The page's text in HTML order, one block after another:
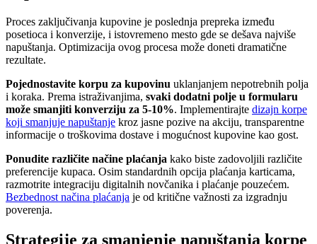
Proces zaključivanja kupovine je poslednja prepreka između
posetioca i konverzije, i istovremeno mesto gde se dešava najviše
napuštanja. Optimizacija ovog procesa može doneti dramatične
rezultate.
Pojednostavite korpu za kupovinu uklanjanjem nepotrebnih polja
i koraka. Prema istraživanjima, svaki dodatni polje u formularu
može smanjiti konverziju za 5-10%. Implementirajte dizajn korpe
koji smanjuje napuštanje kroz jasne pozive na akciju, transparentne
informacije o troškovima dostave i mogućnost kupovine kao gost.
Ponudite različite načine plaćanja kako biste zadovoljili različite
preferencije kupaca. Osim standardnih opcija plaćanja karticama,
razmotrite integraciju digitalnih novčanika i plaćanje pouzećem.
Bezbednost načina plaćanja je od kritične važnosti za izgradnju
poverenja.
Strategije za smanjenje napuštanja korpe